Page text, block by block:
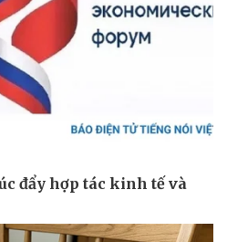
Quân sự - Quốc phòng
Vũ khí
Việt Nam
Phân tích